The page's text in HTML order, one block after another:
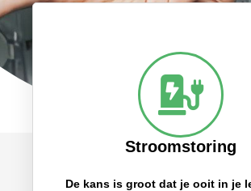
Stroomstoring
De kans is groot dat je ooit in je